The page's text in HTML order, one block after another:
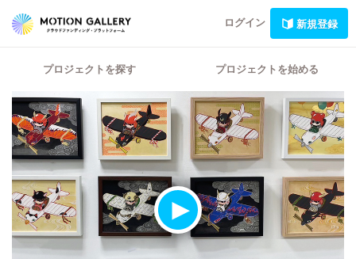
ログイン 新規登録
プロジェクトを探す プロジェクトを始める